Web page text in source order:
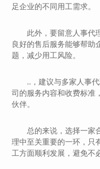
足企业的不同用工需求。
此外，要留意人事代
良好的售后服务能够帮助
题，减少用工风险。
..，建议与多家人事
司的服务内容和收费标准
伙伴。
总的来说，选择一家
理中至关重要的一环，只
工方面顺利发展，避免不